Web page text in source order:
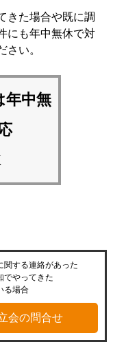
きた場合や既に調
にも年中無休で対
さい。
年中無
関する連絡があった
でやってきた
る場合
会の問合せ